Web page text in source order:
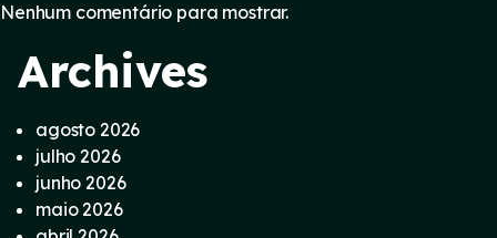
Nenhum comentário para mostrar.
Archives
agosto 2026
julho 2026
junho 2026
maio 2026